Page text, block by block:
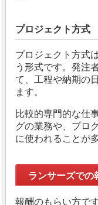
プロジェクト方式
プロジェクト方式
う形式です。発注
て、工程や納期の
ます。
比較的専門的な仕
グの業務や、プロ
に使われることが
ランサーズでの
報酬のもらい方で